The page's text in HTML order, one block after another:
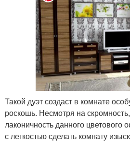
Такой дуэт создаст в комнате
роскошь. Несмотря на
лаконичность данного
с легкостью сделать комнату